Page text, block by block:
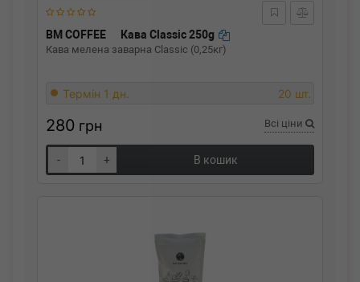
BM COFFEE Кава Classic 250g
Кава мелена заварна Classic (0,25кг)
Термін 1 дн. 20 шт.
280 грн Всі ціни
- + В кошик